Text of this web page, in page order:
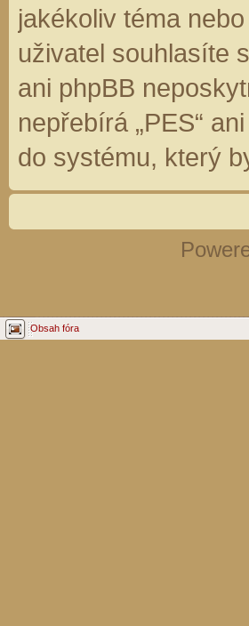
jakékoliv téma
uživatel souhlasíte
ani phpBB
nepřebírá „PES“
do systému, který
Obsah fóra